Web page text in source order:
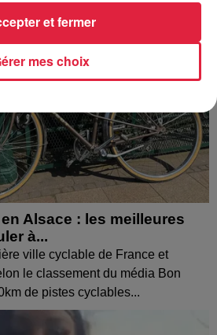
Alsace : les meilleures
à...
ville cyclable de France et
le classement du média Bon
de pistes cyclables...
mes choix
et fermer